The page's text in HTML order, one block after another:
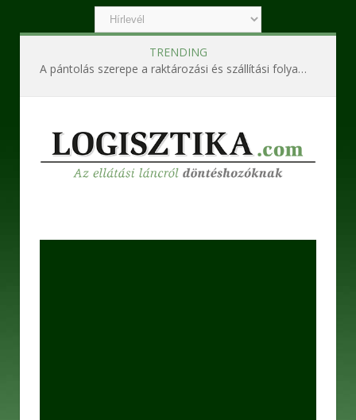
TRENDING
A pántolás szerepe a raktározási és szállítási folyamatokban